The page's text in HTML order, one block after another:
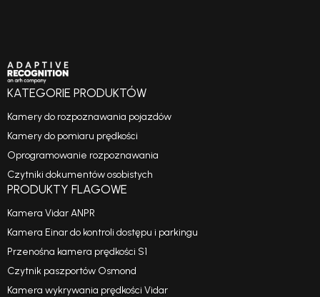
KATEGORIE PRODUKTÓW
Kamery do rozpoznawania pojazdów
Kamery do pomiaru prędkości
Oprogramowanie rozpoznawania
Czytniki dokumentów osobistych
PRODUKTY FLAGOWE
Kamera Vidar ANPR
Kamera Einar do kontroli dostępu i parkingu
Przenośna kamera prędkości S1
Czytnik paszportów Osmond
Kamera wykrywania prędkości Vidar